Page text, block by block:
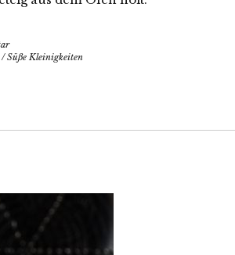
/Süße Kleinigkeiten